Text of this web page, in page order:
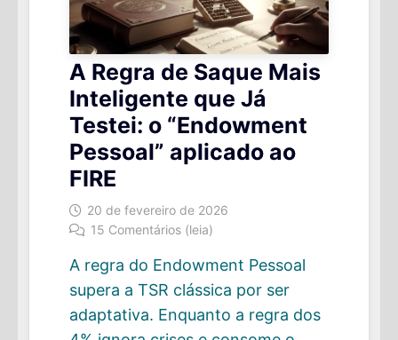
A Regra de Saque Mais
Inteligente que Já
Testei: o “Endowment
Pessoal” aplicado ao
FIRE
20 de fevereiro de 2026
15 Comentários (leia)
A regra do Endowment Pessoal
supera a TSR clássica por ser
adaptativa. Enquanto a regra dos